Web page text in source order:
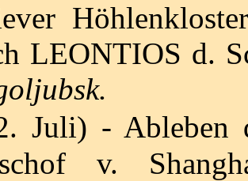
LEONTIOS d.
Juli) - Ableben
v.